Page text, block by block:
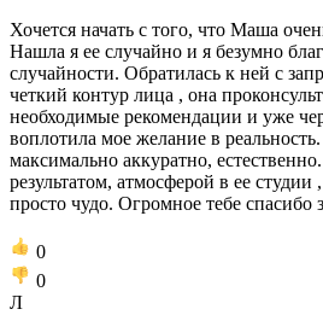
Хочется начать с того, что Маша
Нашла я ее случайно и я безумно
случайности. Обратилась к ней с
четкий контур лица , она
необходимые рекомендации и уже
воплотила мое желание в
максимально аккуратно,
результатом, атмосферой в ее
просто чудо. Огромное тебе спасибо
0
0
Л